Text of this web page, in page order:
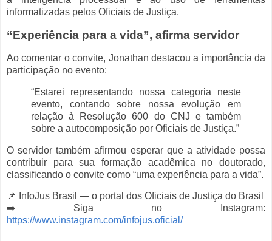
informatizadas pelos Oficiais de Justiça.
“Experiência para a vida”, afirma servidor
Ao comentar o convite, Jonathan destacou a importância da
participação no evento:
“Estarei representando nossa categoria neste
evento, contando sobre nossa evolução em
relação à Resolução 600 do CNJ e também
sobre a autocomposição por Oficiais de Justiça.”
O servidor também afirmou esperar que a atividade possa
contribuir para sua formação acadêmica no doutorado,
classificando o convite como “uma experiência para a vida”.
📌 InfoJus Brasil — o portal dos Oficiais de Justiça do Brasil
➡️ Siga no Instagram:
https://www.instagram.com/infojus.oficial/